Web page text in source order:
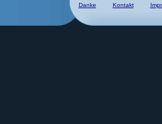
Danke Kontakt